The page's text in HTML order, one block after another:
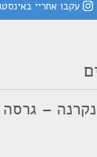
עקבו אחריי
–